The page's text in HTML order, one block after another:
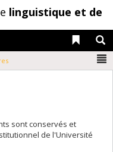
linguistique et de
Liens
sont conservés et
de l'Université